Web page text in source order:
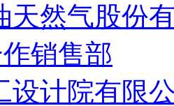
天然气股份
销售部
设计院有限